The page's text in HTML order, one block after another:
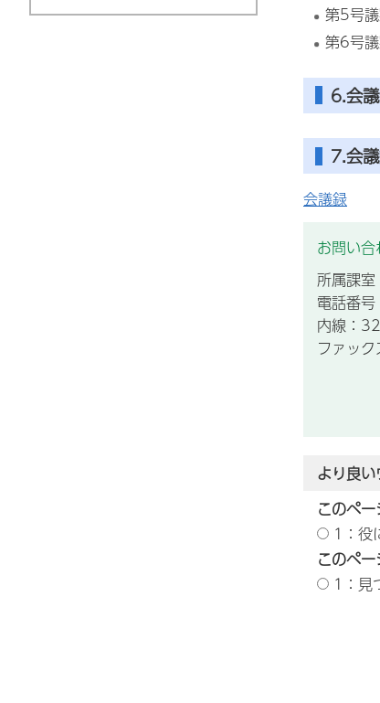
第5号
第6号
6.会
7.会
会議録
お問い合
所属課室
電話番
内線：
ファッ
より良
このペ
1：役
このペ
1：見